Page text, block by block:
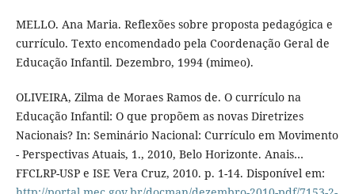
MELLO. Ana Maria. Reflexões sobre proposta pedagógica e
currículo. Texto encomendado pela Coordenação Geral de
Educação Infantil. Dezembro, 1994 (mimeo).
OLIVEIRA, Zilma de Moraes Ramos de. O currículo na
Educação Infantil: O que propõem as novas Diretrizes
Nacionais? In: Seminário Nacional: Currículo em Movimento
- Perspectivas Atuais, 1., 2010, Belo Horizonte. Anais…
FFCLRP-USP e ISE Vera Cruz, 2010. p. 1-14. Disponível em: